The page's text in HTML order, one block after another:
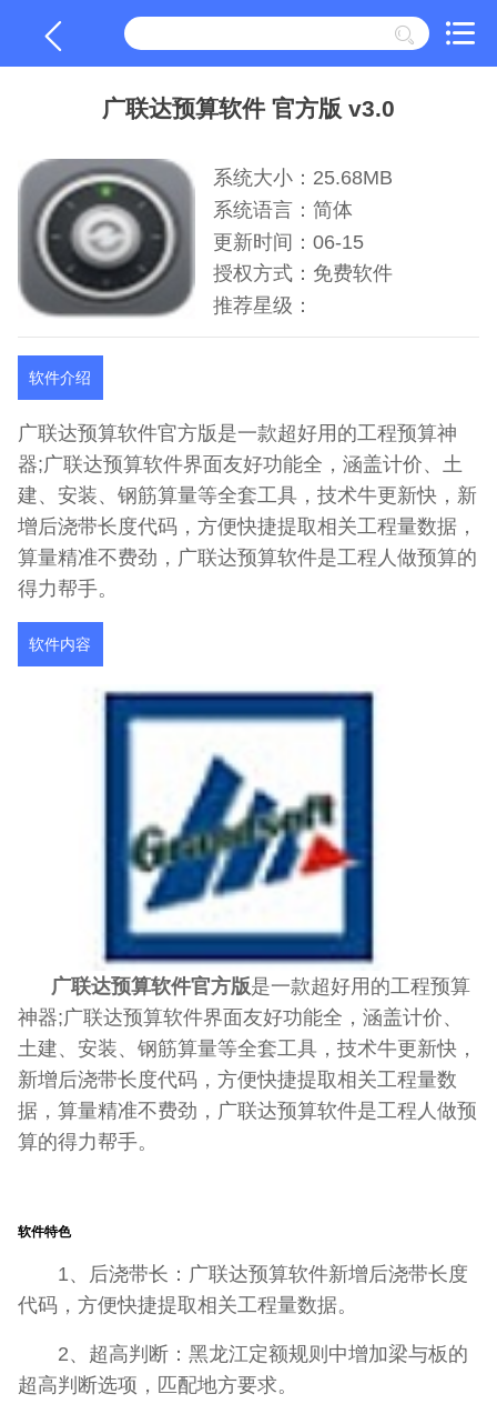
广联达预算软件 官方版 v3.0
系统大小：25.68MB
系统语言：简体
更新时间：06-15
授权方式：免费软件
推荐星级：
软件介绍
广联达预算软件官方版是一款超好用的工程预算神
器;广联达预算软件界面友好功能全，涵盖计价、土
建、安装、钢筋算量等全套工具，技术牛更新快，新
增后浇带长度代码，方便快捷提取相关工程量数据，
算量精准不费劲，广联达预算软件是工程人做预算的
得力帮手。
软件内容
广联达预算软件官方版是一款超好用的工程预算
神器;广联达预算软件界面友好功能全，涵盖计价、
土建、安装、钢筋算量等全套工具，技术牛更新快，
新增后浇带长度代码，方便快捷提取相关工程量数
据，算量精准不费劲，广联达预算软件是工程人做预
算的得力帮手。
软件特色
1、后浇带长：广联达预算软件新增后浇带长度
代码，方便快捷提取相关工程量数据。
2、超高判断：黑龙江定额规则中增加梁与板的
超高判断选项，匹配地方要求。